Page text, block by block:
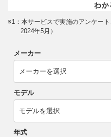
※1：本サービスで実施のアンケー
2024年5月）
メーカー
モデル
年式